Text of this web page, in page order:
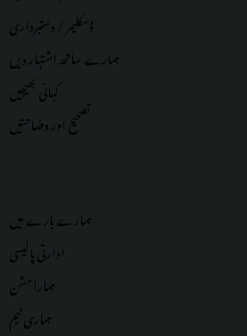
ڈسکلیمر / دستبرداری
ہمارے ساتھ اشتہار دیں
کہانی بھیجیں
تصحیح اور وضاحتیں
ہمارے بارے میں
ادارتی پالیسی
ہمارا مشن
ہماریٹیم